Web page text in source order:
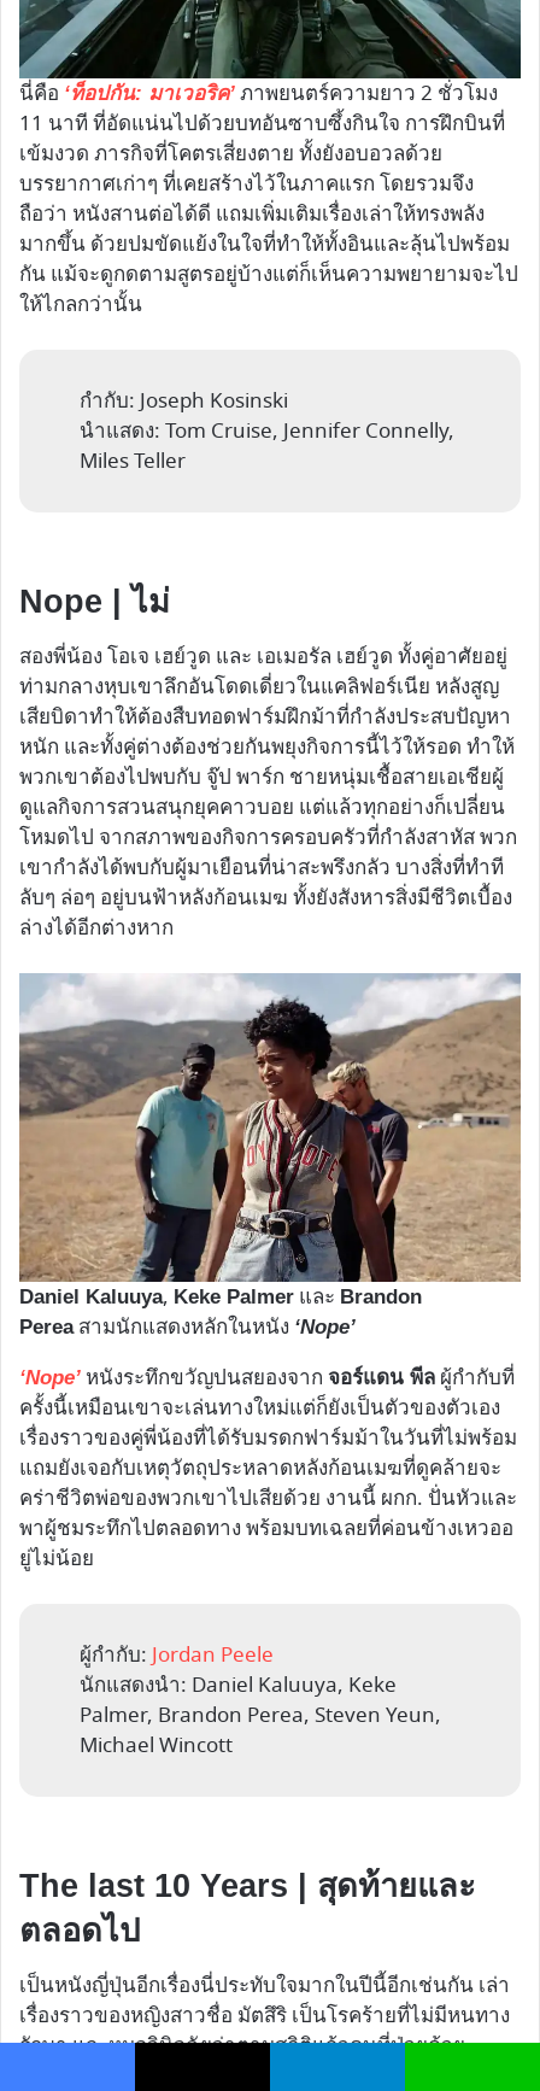
นี่คือ ‘ท็อปกัน: มาเวอริค’ ภาพยนตร์ความยาว 2 ชั่วโมง
11 นาที ที่อัดแน่นไปด้วยบทอันซาบซึ้งกินใจ การฝึกบินที่
เข้มงวด ภารกิจที่โคตรเสี่ยงตาย ทั้งยังอบอวลด้วย
บรรยากาศเก่าๆ ที่เคยสร้างไว้ในภาคแรก โดยรวมจึง
ถือว่า หนังสานต่อได้ดี แถมเพิ่มเติมเรื่องเล่าให้ทรงพลัง
มากขึ้น ด้วยปมขัดแย้งในใจที่ทำให้ทั้งอินและลุ้นไปพร้อม
กัน แม้จะดูกดตามสูตรอยู่บ้างแต่ก็เห็นความพยายามจะไป
ให้ไกลกว่านั้น
กำกับ: Joseph Kosinski
นำแสดง: Tom Cruise, Jennifer Connelly,
Miles Teller
Nope | ไม่
สองพี่น้อง โอเจ เฮย์วูด และ เอเมอรัล เฮย์วูด ทั้งคู่อาศัยอยู่
ท่ามกลางหุบเขาลึกอันโดดเดี่ยวในแคลิฟอร์เนีย หลังสูญ
เสียบิดาทำให้ต้องสืบทอดฟาร์มฝึกม้าที่กำลังประสบปัญหา
หนัก และทั้งคู่ต่างต้องช่วยกันพยุงกิจการนี้ไว้ให้รอด ทำให้
พวกเขาต้องไปพบกับ จู๊ป พาร์ก ชายหนุ่มเชื้อสายเอเชียผู้
ดูแลกิจการสวนสนุกยุคคาวบอย แต่แล้วทุกอย่างก็เปลี่ยน
โหมดไป จากสภาพของกิจการครอบครัวที่กำลังสาหัส พวก
เขากำลังได้พบกับผู้มาเยือนที่น่าสะพรึงกลัว บางสิ่งที่ทำที
ลับๆ ล่อๆ อยู่บนฟ้าหลังก้อนเมฆ ทั้งยังสังหารสิ่งมีชีวิตเบื้อง
ล่างได้อีกต่างหาก
Daniel Kaluuya, Keke Palmer และ Brandon
Pereaสามนักแสดงหลักในหนัง ‘Nope’
‘Nope’ หนังระทึกขวัญปนสยองจาก จอร์แดน พีล ผู้กำกับที่
ครั้งนี้เหมือนเขาจะเล่นทางใหม่แต่ก็ยังเป็นตัวของตัวเอง
เรื่องราวของคู่พี่น้องที่ได้รับมรดกฟาร์มม้าในวันที่ไม่พร้อม
แถมยังเจอกับเหตุวัตถุประหลาดหลังก้อนเมฆที่ดูคล้ายจะ
คร่าชีวิตพ่อของพวกเขาไปเสียด้วย งานนี้ ผกก. ปั่นหัวและ
พาผู้ชมระทึกไปตลอดทาง พร้อมบทเฉลยที่ค่อนข้างเหวออ
ยู่ไม่น้อย
ผู้กำกับ: Jordan Peele
นักแสดงนำ: Daniel Kaluuya, Keke
Palmer, Brandon Perea, Steven Yeun,
Michael Wincott
The last 10 Years | สุดท้ายและ
ตลอดไป
เป็นหนังญี่ปุ่นอีกเรื่องนี่ประทับใจมากในปีนี้อีกเช่นกัน เล่า
เรื่องราวของหญิงสาวชื่อ มัตสึริ เป็นโรคร้ายที่ไม่มีหนทาง
รักษา และหมอวินิจฉัยว่าตามสถิติแล้วคนที่ป่วยด้วย